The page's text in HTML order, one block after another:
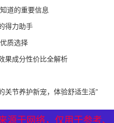
道的重要信息
得力助手
质选择
果成分性价比全解析
关节养护新宠，体验舒适生活”
源于网络，仅用于参考、
源于网络，仅用于参考、